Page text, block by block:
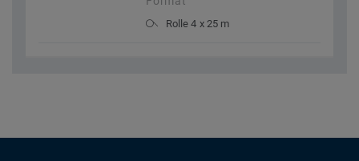
Rolle 4 x 25 m